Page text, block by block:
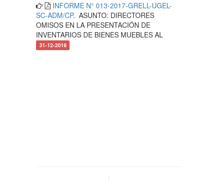
INFORME N° 013-2017-GRELL-UGEL-
SC-ADM/CP. ASUNTO: DIRECTORES
OMISOS EN LA PRESENTACIÓN DE
INVENTARIOS DE BIENES MUEBLES AL
31-12-2016